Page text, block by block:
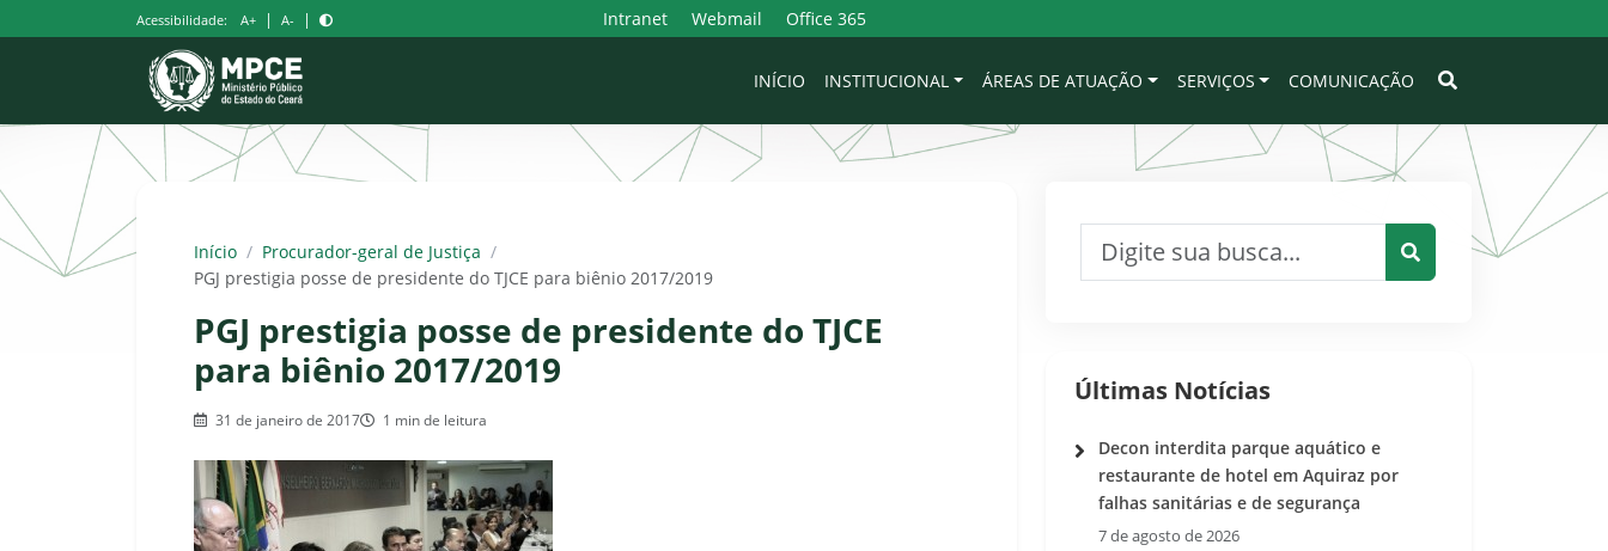
para
Acessibilidade: A+ | A- | Intranet Webmail Office 365
INÍCIO INSTITUCIONAL ÁREAS DE ATUAÇÃO SERVIÇOS COMUNICAÇÃO
Início / Procurador-geral de Justiça /
PGJ prestigia posse de presidente do TJCE para biênio 2017/2019
PGJ prestigia posse de presidente do TJCE
para biênio 2017/2019
31 de janeiro de 2017 1 min de leitura
Pesquisar
Últimas Notícias
Decon interdita parque aquático e
restaurante de hotel em Aquiraz por
falhas sanitárias e de segurança
7 de agosto de 2026